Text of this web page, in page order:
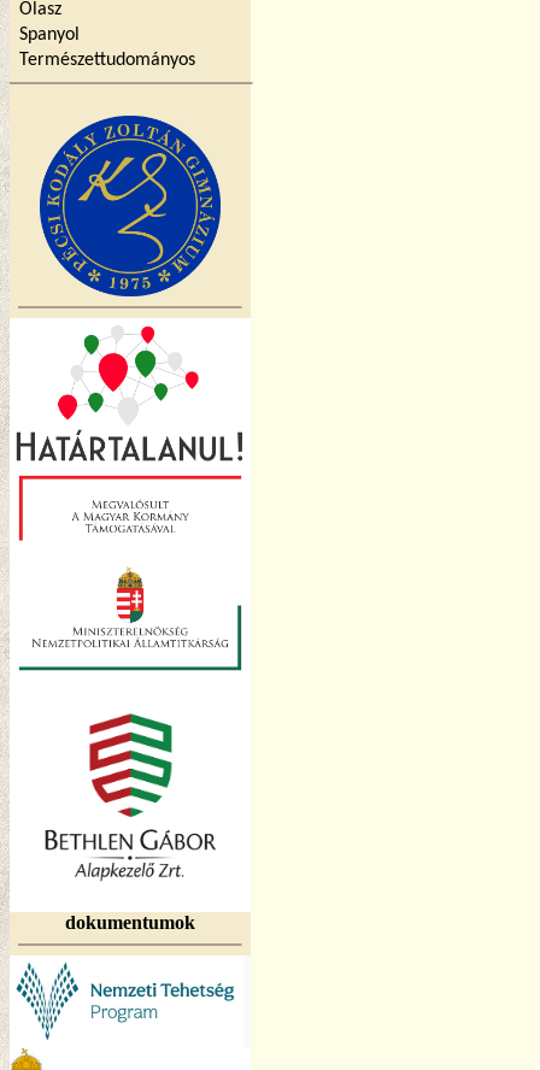
Olasz
Spanyol
Természettudományos
dokumentumok